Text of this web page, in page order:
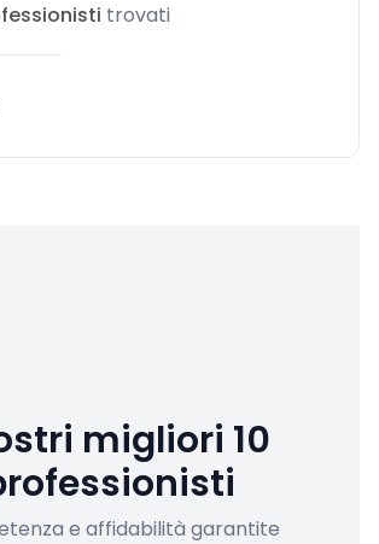
trovati
migliori 10
e affidabilità garantite